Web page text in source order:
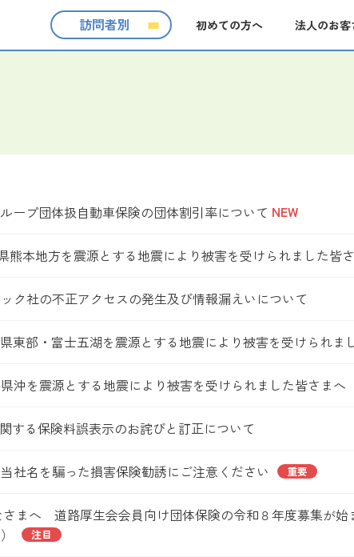
訪問者別 初めての方へ 法人のお
ループ団体扱自動車保険の団体割引率について NEW
熊本地方を震源とする地震により被害を受けられました皆
ック社の不正アクセスの発生及び情報漏えいについて
東部・富士五湖を震源とする地震により被害を受けられま
沖を震源とする地震により被害を受けられました皆さまへ
する保険料誤表示のお詫びと訂正について
当社名を騙った損害保険勧誘にご注意ください 重要
さまへ 道路厚生会会員向け団体保険の令和８年度募集が
注目